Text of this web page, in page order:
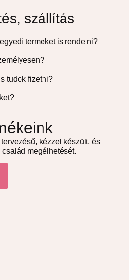
szállítás
terméket is rendelni?
tudok fizetni?
kézzel készült, és
megélhetését.